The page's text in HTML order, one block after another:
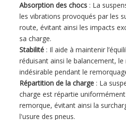
Absorption des chocs : La
les vibrations provoqués par les
route, évitant ainsi les impacts
sa charge.
Stabilité : Il aide à maintenir
réduisant ainsi le balancement,
indésirable pendant le
Répartition de la charge : La
charge est répartie
remorque, évitant ainsi la
l'usure des pneus.